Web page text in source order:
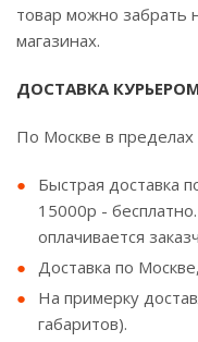
товар можно забрать
магазинах.
ДОСТАВКА
По Москве в
Быстрая доставка
15000р -
оплачивается
Доставка по
На примерку
габаритов).